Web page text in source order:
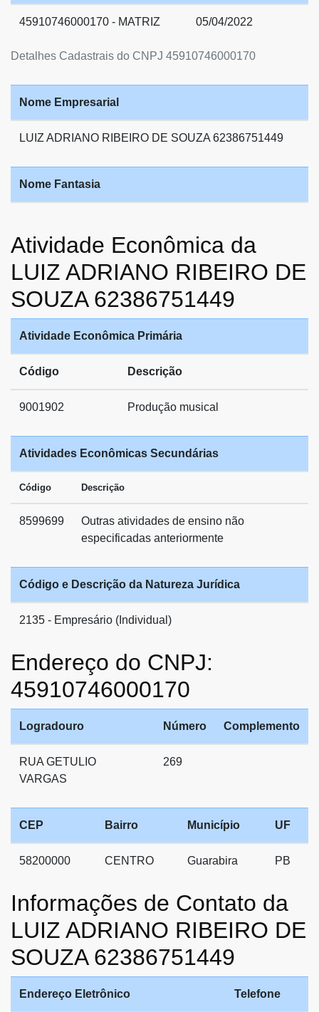
Detalhes Cadastrais do CNPJ 45910746000170
45910746000170 - MATRIZ 05/04/2022
Nome Empresarial
LUIZ ADRIANO RIBEIRO DE SOUZA 62386751449
Nome Fantasia
Atividade Econômica da
LUIZ ADRIANO RIBEIRO DE
SOUZA 62386751449
Atividade Econômica Primária
Código Descrição
9001902 Produção musical
Atividades Econômicas Secundárias
Código Descrição
8599699
Outras atividades de ensino não
especificadas anteriormente
Código e Descrição da Natureza Jurídica
2135 - Empresário (Individual)
Endereço do CNPJ:
45910746000170
Logradouro Número Complemento
RUA GETULIO
VARGAS
269
CEP Bairro Município UF
58200000 CENTRO Guarabira PB
Informações de Contato da
LUIZ ADRIANO RIBEIRO DE
SOUZA 62386751449
Endereço Eletrônico Telefone